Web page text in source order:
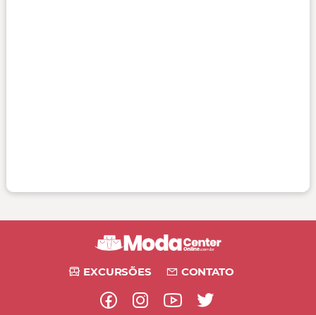
EXCURSÕES CONTATO